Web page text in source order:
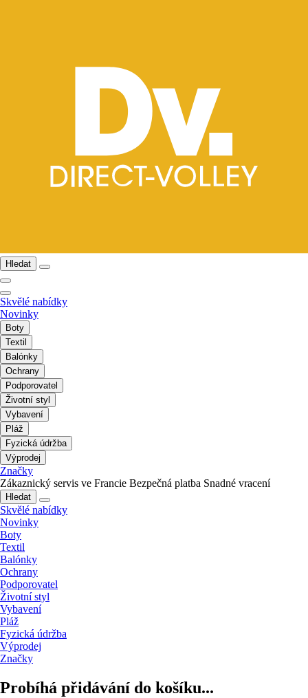
Hledat
Skvělé nabídky
Novinky
Boty
Textil
Balónky
Ochrany
Podporovatel
Životní styl
Vybavení
Pláž
Fyzická údržba
Výprodej
Značky
Zákaznický servis ve Francie Bezpečná platba Snadné vracení
Hledat
Skvělé nabídky
Novinky
Boty
Textil
Balónky
Ochrany
Podporovatel
Životní styl
Vybavení
Pláž
Fyzická údržba
Výprodej
Značky
Probíhá přidávání do košíku...